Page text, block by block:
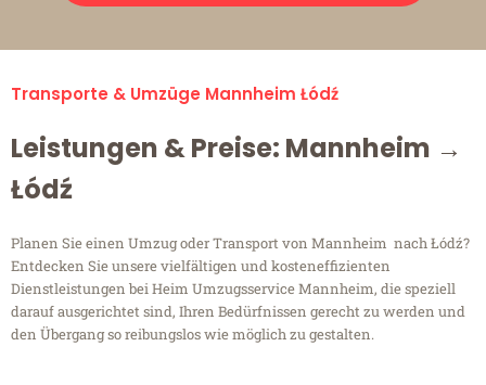
Transporte & Umzüge Mannheim Łódź
Leistungen & Preise: Mannheim →
Łódź
Planen Sie einen Umzug oder Transport von Mannheim nach Łódź?
Entdecken Sie unsere vielfältigen und kosteneffizienten
Dienstleistungen bei Heim Umzugsservice Mannheim, die speziell
darauf ausgerichtet sind, Ihren Bedürfnissen gerecht zu werden und
den Übergang so reibungslos wie möglich zu gestalten.